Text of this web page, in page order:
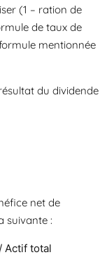
(1 – ration de
de taux de
mentionnée
du dividende
net de
suivante :
Actif total